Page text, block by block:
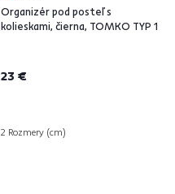
Organizér pod posteľ s
kolieskami, čierna, TOMKO TYP 1
23 €
2 Rozmery (cm)